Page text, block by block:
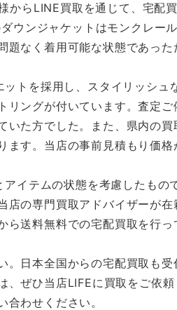
からLINE買取を通じて、宅配
ウンジャケットはモンクレー
なく着用可能な状態であった
トを採用し、スタイリッシュ
ングが付いています。査定ご
た方でした。また、県内の買
す。当店の事前見積もり価格
イテムの状態を考慮したもの
店の専門買取アドバイザーが
送料無料での宅配買取を行
日本全国からの宅配買取も受
ぜひ当店LIFEに買取をご依
わせください。